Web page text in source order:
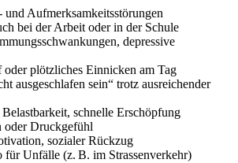
und Aufmerksamkeitsstörungen
bei der Arbeit oder in der Schule
depressive
oder plötzliches Einnicken am Tag
ausgeschlafen sein“ trotz ausreichender
schnelle Erschöpfung
oder Druckgefühl
sozialer Rückzug
für Unfälle (z. B. im Strassenverkehr)